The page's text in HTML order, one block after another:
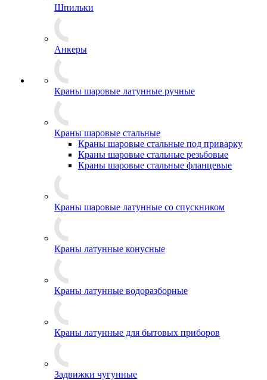
Шпильки
Анкеры
Краны шаровые латунные ручные
Краны шаровые стальные
Краны шаровые стальные под приварку
Краны шаровые стальные резьбовые
Краны шаровые стальные фланцевые
Краны шаровые латунные со спускником
Краны латунные конусные
Краны латунные водоразборные
Краны латунные для бытовых приборов
Задвижки чугунные